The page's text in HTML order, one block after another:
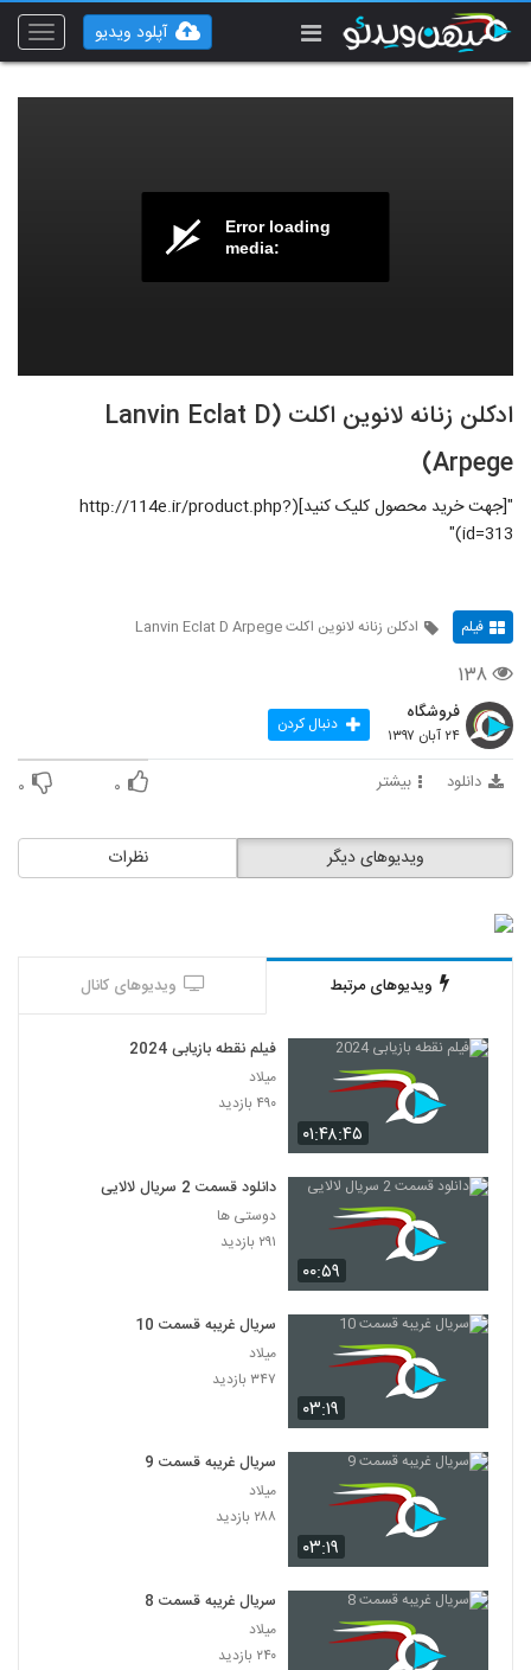
Toggle
آپلود ویدیو
Error loading
media:
ادکلن زنانه لانوین اکلت (Lanvin Eclat D
Arpege)
"[جهت خرید محصول کلیک کنید](http://114e.ir/product.php?
id=313)"
فیلم ادکلن زنانه لانوین اکلت Lanvin Eclat D Arpege
۱۳۸
فروشگاه
۲۴ آبان ۱۳۹۷ دنبال کردن
دانلود بیشتر ۰ ۰
نظرات ویدیوهای دیگر
ویدیوهای مرتبط ویدیوهای کانال
۰۱:۴۸:۴۵
فیلم نقطه بازیابی 2024
میلاد
۴۹۰ بازدید
۰۰:۵۹
دانلود قسمت 2 سریال لالایی
دوستی ها
۲۹۱ بازدید
۰۳:۱۹
سریال غریبه قسمت 10
میلاد
۳۴۷ بازدید
۰۳:۱۹
سریال غریبه قسمت 9
میلاد
۲۸۸ بازدید
سریال غریبه قسمت 8
میلاد
۲۴۰ بازدید